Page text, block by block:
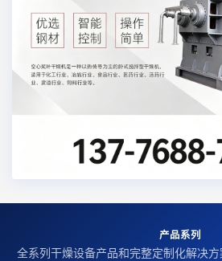
产品系列
全系列干燥设备产品和完整定制化解决